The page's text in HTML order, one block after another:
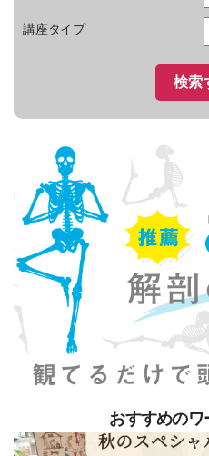
講座タイプ
おすすめの